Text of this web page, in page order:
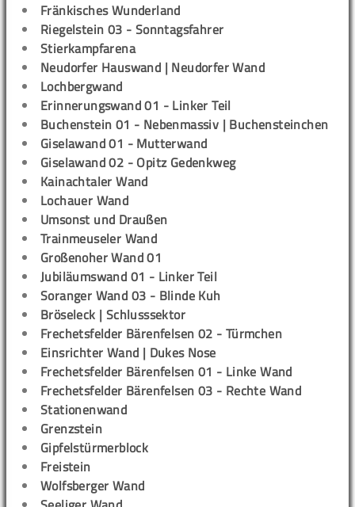
Fränkisches Wunderland
Riegelstein 03 - Sonntagsfahrer
Stierkampfarena
Neudorfer Hauswand | Neudorfer Wand
Lochbergwand
Erinnerungswand 01 - Linker Teil
Buchenstein 01 - Nebenmassiv | Buchensteinchen
Giselawand 01 - Mutterwand
Giselawand 02 - Opitz Gedenkweg
Kainachtaler Wand
Lochauer Wand
Umsonst und Draußen
Trainmeuseler Wand
Großenoher Wand 01
Jubiläumswand 01 - Linker Teil
Soranger Wand 03 - Blinde Kuh
Bröseleck | Schlusssektor
Frechetsfelder Bärenfelsen 02 - Türmchen
Einsrichter Wand | Dukes Nose
Frechetsfelder Bärenfelsen 01 - Linke Wand
Frechetsfelder Bärenfelsen 03 - Rechte Wand
Stationenwand
Grenzstein
Gipfelstürmerblock
Freistein
Wolfsberger Wand